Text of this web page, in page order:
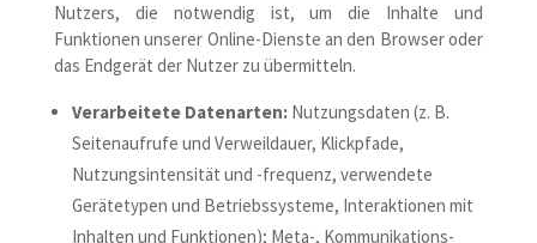
Nutzers, die notwendig ist, um die Inhalte und
Funktionen unserer Online-Dienste an den Browser oder
das Endgerät der Nutzer zu übermitteln.
Verarbeitete Datenarten:Nutzungsdaten (z. B.
Seitenaufrufe und Verweildauer, Klickpfade,
Nutzungsintensität und -frequenz, verwendete
Gerätetypen und Betriebssysteme, Interaktionen mit
Inhalten und Funktionen); Meta-, Kommunikations-